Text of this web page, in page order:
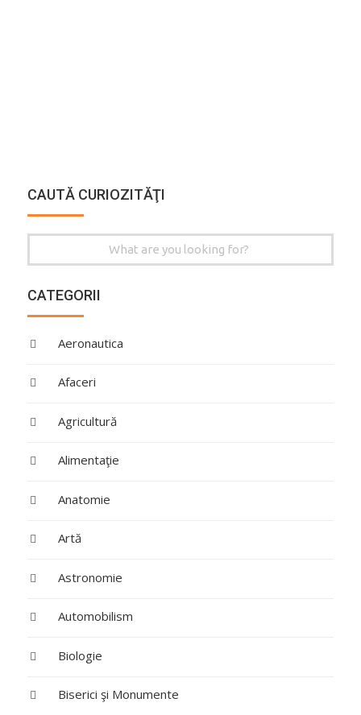
CAUTĂ CURIOZITĂŢI
for:
CATEGORII
Aeronautica
Afaceri
Agricultură
Alimentaţie
Anatomie
Artă
Astronomie
Automobilism
Biologie
Biserici şi Monumente